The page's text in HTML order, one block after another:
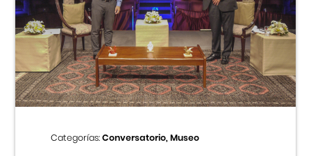
Categorías:Conversatorio, Museo